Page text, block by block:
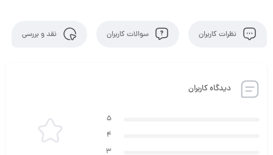
نظرات کاربران سوالات کاربران نقد و بررسی
دیدگاه کاربران
5
4
3